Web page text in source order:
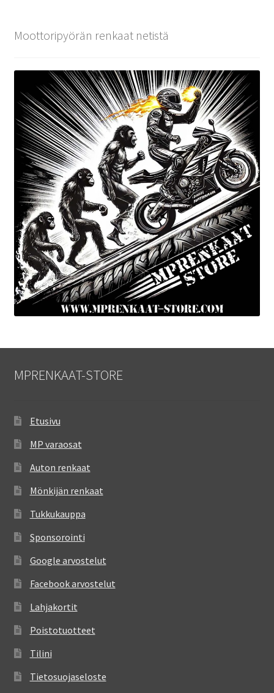
Moottoripyörän renkaat netistä
MPRENKAAT-STORE
Etusivu
MP varaosat
Auton renkaat
Mönkijän renkaat
Tukkukauppa
Sponsorointi
Google arvostelut
Facebook arvostelut
Lahjakortit
Poistotuotteet
Tilini
Tietosuojaseloste